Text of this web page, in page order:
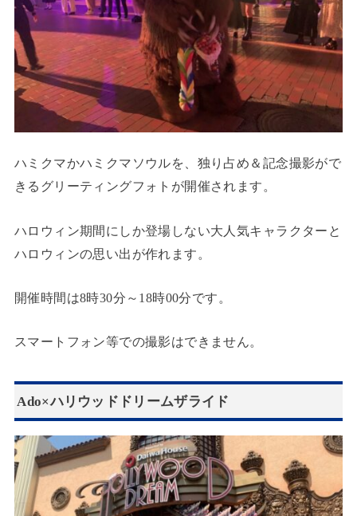
ハミクマかハミクマソウルを、独り占め＆記念撮影がで
きるグリーティングフォトが開催されます。
ハロウィン期間にしか登場しない大人気キャラクターと
ハロウィンの思い出が作れます。
開催時間は8時30分～18時00分です。
スマートフォン等での撮影はできません。
Ado×ハリウッドドリームザライド